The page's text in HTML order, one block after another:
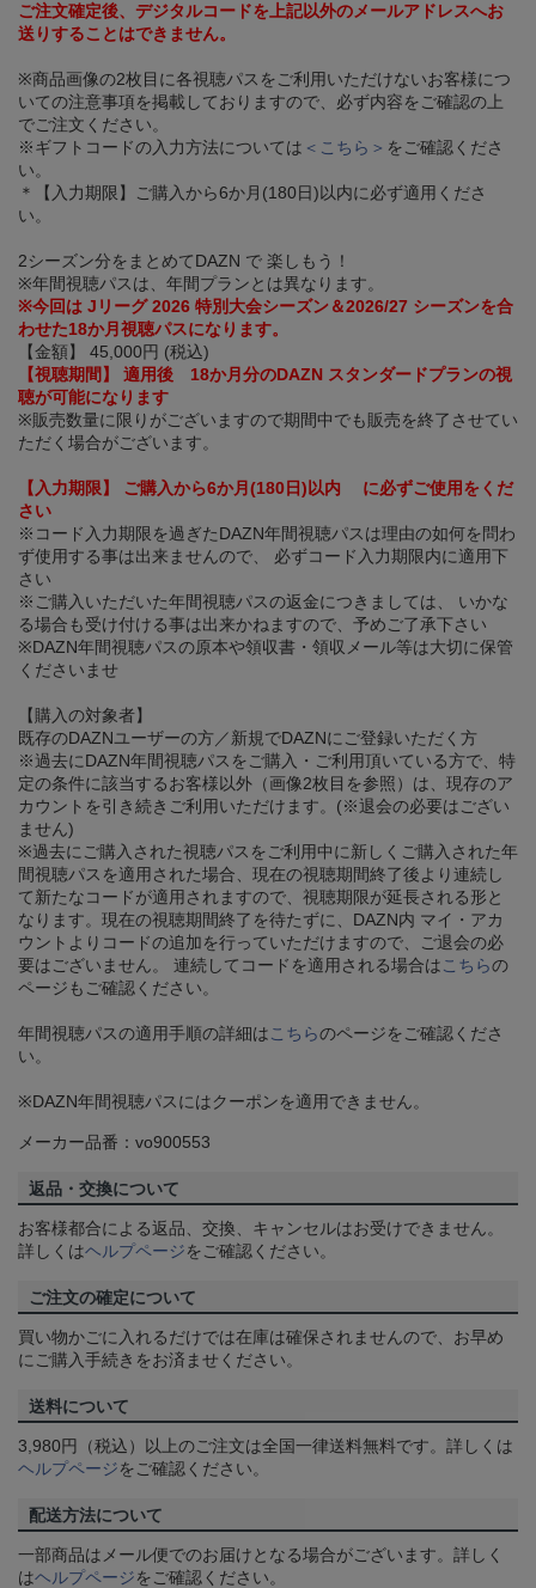
ご注文確定後、デジタルコードを上記以外のメールアドレスへお
送りすることはできません。
※商品画像の2枚目に各視聴パスをご利用いただけないお客様につ
いての注意事項を掲載しておりますので、必ず内容をご確認の上
でご注文ください。
※ギフトコードの入力方法については ＜こちら＞ をご確認くださ
い。
＊【入力期限】ご購入から6か月(180日)以内に必ず適用くださ
い。
2シーズン分をまとめてDAZN で 楽しもう！
※年間視聴パスは、年間プランとは異なります。
※今回は Jリーグ 2026 特別大会シーズン＆2026/27 シーズンを合
わせた18か月視聴パスになります。
【金額】 45,000円 (税込)
【視聴期間】 適用後 18か月分のDAZN スタンダードプランの視
聴が可能になります
※販売数量に限りがございますので期間中でも販売を終了させてい
ただく場合がございます。
【入力期限】 ご購入から6か月(180日)以内 に必ずご使用をくだ
さい
※コード入力期限を過ぎたDAZN年間視聴パスは理由の如何を問わ
ず使用する事は出来ませんので、 必ずコード入力期限内に適用下
さい
※ご購入いただいた年間視聴パスの返金につきましては、 いかな
る場合も受け付ける事は出来かねますので、予めご了承下さい
※DAZN年間視聴パスの原本や領収書・領収メール等は大切に保管
くださいませ
【購入の対象者】
既存のDAZNユーザーの方／新規でDAZNにご登録いただく方
※過去にDAZN年間視聴パスをご購入・ご利用頂いている方で、特
定の条件に該当するお客様以外（画像2枚目を参照）は、現存のア
カウントを引き続きご利用いただけます。(※退会の必要はござい
ません)
※過去にご購入された視聴パスをご利用中に新しくご購入された年
間視聴パスを適用された場合、現在の視聴期間終了後より連続し
て新たなコードが適用されますので、視聴期限が延長される形と
なります。現在の視聴期間終了を待たずに、DAZN内 マイ・アカ
ウントよりコードの追加を行っていただけますので、ご退会の必
要はございません。 連続してコードを適用される場合は こちらの
ページもご確認ください。
年間視聴パスの適用手順の詳細は こちらのページをご確認くださ
い。
※DAZN年間視聴パスにはクーポンを適用できません。
メーカー品番：vo900553
返品・交換について
お客様都合による返品、交換、キャンセルはお受けできません。
詳しくはヘルプページをご確認ください。
ご注文の確定について
買い物かごに入れるだけでは在庫は確保されませんので、お早め
にご購入手続きをお済ませください。
送料について
3,980円（税込）以上のご注文は全国一律送料無料です。詳しくは
ヘルプページをご確認ください。
配送方法について
一部商品はメール便でのお届けとなる場合がございます。詳しく
はヘルプページをご確認ください。